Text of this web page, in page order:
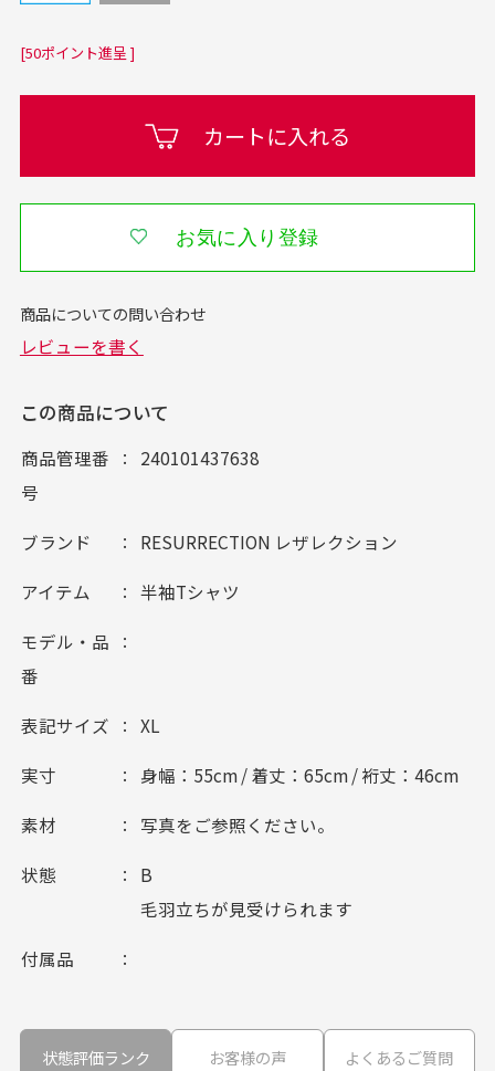
[50ポイント進呈 ]
カートに入れる
お気に入り登録
この商品について
商品管理番
号
240101437638
ブランド RESURRECTION レザレクション
アイテム 半袖Tシャツ
モデル・品
番
表記サイズ XL
実寸 身幅：55cm / 着丈：65cm / 裄丈：46cm
素材 写真をご参照ください。
状態
B
毛羽立ちが見受けられます
付属品
状態評価ランク お客様の声 よくあるご質問